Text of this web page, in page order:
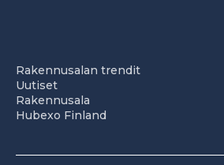
Rakennusalan trendit
Uutiset
Rakennusala
Hubexo Finland